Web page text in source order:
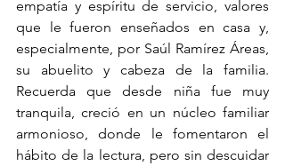
empatía y espíritu de servicio, valores
que le fueron enseñados en casa y,
especialmente, por Saúl Ramírez Áreas,
su abuelito y cabeza de la familia.
Recuerda que desde niña fue muy
tranquila, creció en un núcleo familiar
armonioso, donde le fomentaron el
hábito de la lectura, pero sin descuidar